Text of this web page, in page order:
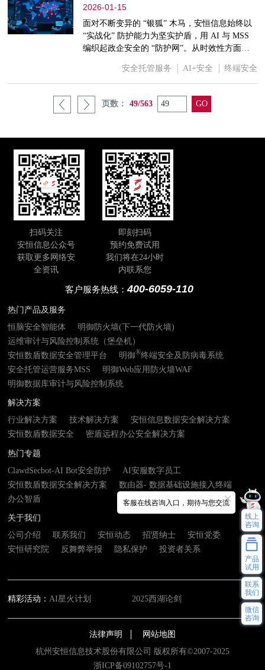
要付天价赎金，还会丢客户、停业务，连锁损失
根本扛不住。因此数据防护不是选答题，是企业
的必答题——不做，亏到倒闭+触犯法律；做好
了，才能守住核心资产、筑牢经营根基。
2026-01-15
面对不断变异的 “银狐” 木马，安恒信息始终以
“实战化” 防护能力为坚实护盾，用 AI 与 MSS
编织起政企安全的 “防护网”。从时效性方面来
现-预警-分析-处置的全流程处理，从准确性上
来说，安恒信息目前针对银狐病毒识别准确率高
达99.95%，根据初步估算，安恒信息银狐专项
服务已为用户减少经济损失超千万。每一次威胁
安全托管服务 AI+安全 终端安全
页数： 49/563
扫码关注
安恒信息公众号
获取更多网络安
全资讯
即刻扫码
预约免费试用
我们将在24小时
内联系您
客户服务热线：400-6059-110
热门产品及服务
恒脑安全智能体
明御防火墙(下一代防火墙)
运维审计与风险控制系统（堡垒机）
安恒数盾数据安全管理平台
明御®终端安全及防病毒系统
安全托管运营服务MSS
明御Web应用防火墙WAF
明御数据库审计与风险控制系统
解决方案
行业解决方案
技术解决方案
安恒信息数据安全解决方案
安恒数盾数据安全
密盾远程办公安全解决方案
热门专题
ClawdSecbot-AI Bot安全防护
AI安服数字员工
安恒数盾数据安全解决方案
数由器- 数据基础设施接入终端
办公智盾
关于我们
公司介绍
联系我们 安恒动态 招贤纳士
安恒党委
安恒研究院
反舞弊举报 隐私保护 投资者关系
精彩活动： AI星火计划 2025西湖论剑
法律声明
网站地图
杭州安恒信息技术股份有限公司 版权所有©2007-2025
浙ICP备09102757号-1
客服在线咨询入口，期待与您交流
线上
咨询
产品
试用
联系
我们
微信
咨询